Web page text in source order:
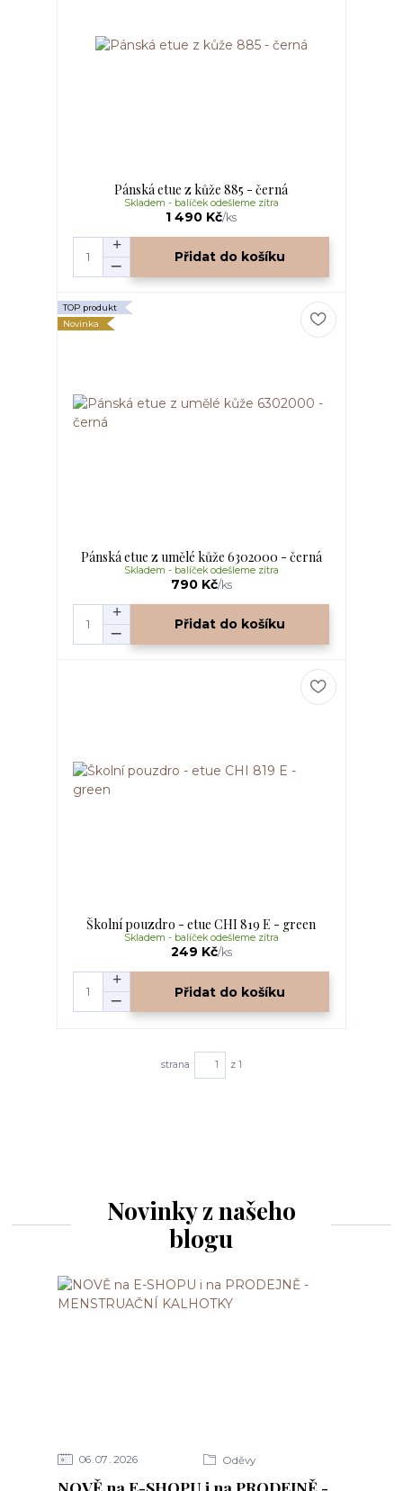
Pánská etue z kůže 885 - černá
1 490 Kč/ks
Skladem - balíček odešleme zítra
Přidat do košíku
TOP produkt
Novinka
Pánská etue z umělé kůže 6302000 - černá
790 Kč/ks
Skladem - balíček odešleme zítra
Přidat do košíku
Školní pouzdro - etue CHI 819 E - green
249 Kč/ks
Skladem - balíček odešleme zítra
Přidat do košíku
strana z 1
Novinky z našeho
blogu
06 07 2026 Oděvy